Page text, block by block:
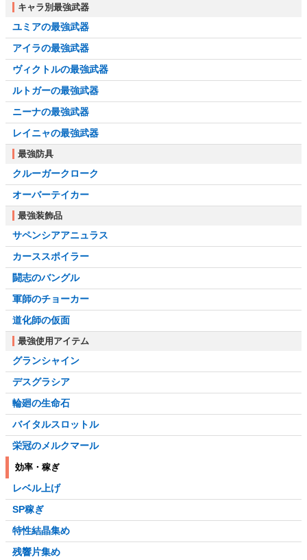
キャラ別最強武器
ユミアの最強武器
アイラの最強武器
ヴィクトルの最強武器
ルトガーの最強武器
ニーナの最強武器
レイニャの最強武器
最強防具
クルーガークローク
オーバーテイカー
最強装飾品
サペンシアアニュラス
カーススポイラー
闘志のバングル
軍師のチョーカー
道化師の仮面
最強使用アイテム
グランシャイン
デスグラシア
輪廻の生命石
バイタルスロットル
栄冠のメルクマール
効率・稼ぎ
レベル上げ
SP稼ぎ
特性結晶集め
残響片集め